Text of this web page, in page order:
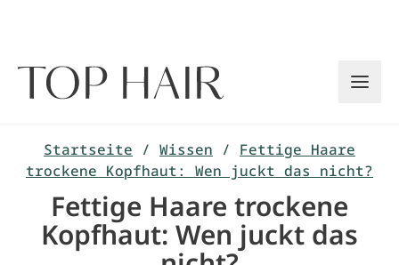
Startseite / Wissen / Fettige Haare
trockene Kopfhaut: Wen juckt das nicht?
Fettige Haare trockene
Kopfhaut: Wen juckt das